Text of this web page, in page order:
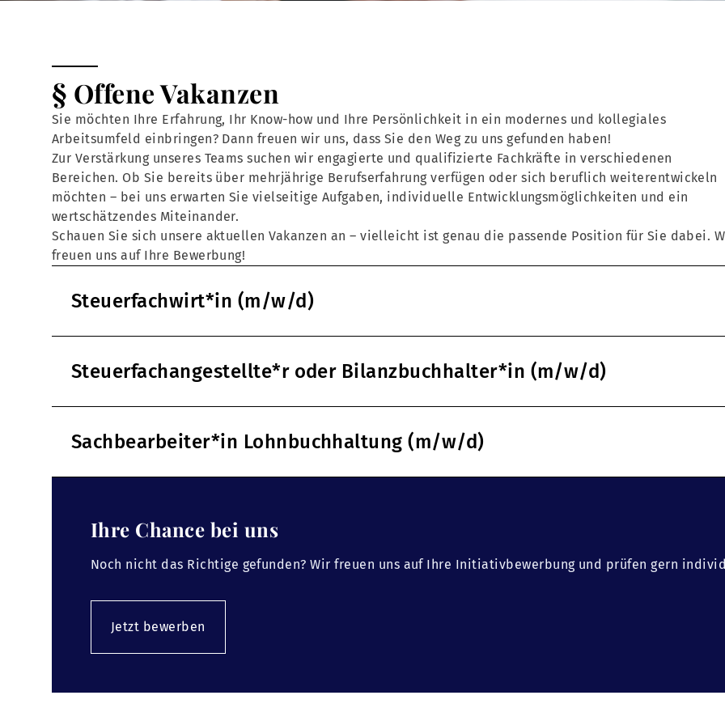
§ Offene Vakanzen
Sie möchten Ihre Erfahrung, Ihr Know-how und Ihre Persönlichkeit in ein modernes und kollegiales
Arbeitsumfeld einbringen? Dann freuen wir uns, dass Sie den Weg zu uns gefunden haben!
Zur Verstärkung unseres Teams suchen wir engagierte und qualifizierte Fachkräfte in verschiedenen
Bereichen. Ob Sie bereits über mehrjährige Berufserfahrung verfügen oder sich beruflich weiterentwickeln
möchten – bei uns erwarten Sie vielseitige Aufgaben, individuelle Entwicklungsmöglichkeiten und ein
wertschätzendes Miteinander.
Schauen Sie sich unsere aktuellen Vakanzen an – vielleicht ist genau die passende Position für Sie dabei.
freuen uns auf Ihre Bewerbung!
Steuerfachwirt*in (m/w/d)
Steuerfachangestellte*r oder Bilanzbuchhalter*in (m/w/d)
Sachbearbeiter*in Lohnbuchhaltung (m/w/d)
Ihre Chance bei uns
Noch nicht das Richtige gefunden? Wir freuen uns auf Ihre Initiativbewerbung und prüfen gern
Jetzt bewerben